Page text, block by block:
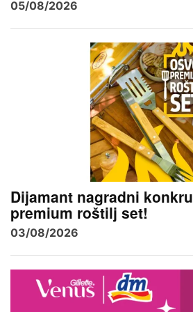
05/08/2026
Dijamant nagradni
premium roštilj set!
03/08/2026